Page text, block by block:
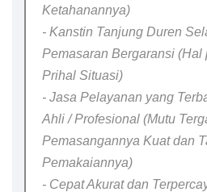
Ketahanannya)
- Kanstin Tanjung Duren
Pemasaran Bergaransi (Hal
Prihal Situasi)
- Jasa Pelayanan yang
Ahli / Profesional (Mutu
Pemasangannya Kuat dan
Pemakaiannya)
- Cepat Akurat dan